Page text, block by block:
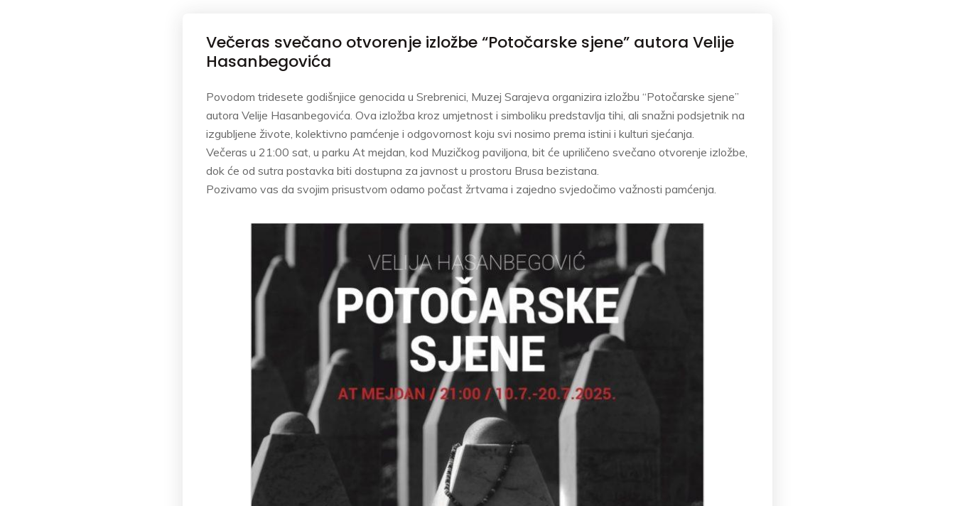
Večeras svečano otvorenje izložbe “Potočarske sjene” autora Velije
Hasanbegovića
Povodom tridesete godišnjice genocida u Srebrenici, Muzej Sarajeva organizira izložbu “Potočarske sjene”
autora Velije Hasanbegovića. Ova izložba kroz umjetnost i simboliku predstavlja tihi, ali snažni podsjetnik na
izgubljene živote, kolektivno pamćenje i odgovornost koju svi nosimo prema istini i kulturi sjećanja.
Večeras u 21:00 sat, u parku At mejdan, kod Muzičkog paviljona, bit će upriličeno svečano otvorenje izložbe,
dok će od sutra postavka biti dostupna za javnost u prostoru Brusa bezistana.
Pozivamo vas da svojim prisustvom odamo počast žrtvama i zajedno svjedočimo važnosti pamćenja.